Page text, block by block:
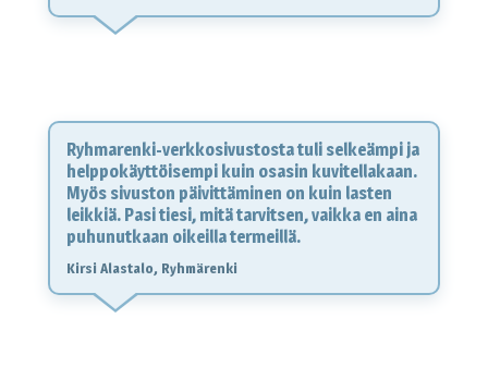
Ryhmarenki-verkkosivustosta tuli selkeämpi ja
helppokäyttöisempi kuin osasin kuvitellakaan.
Myös sivuston päivittäminen on kuin lasten
leikkiä. Pasi tiesi, mitä tarvitsen, vaikka en aina
puhunutkaan oikeilla termeillä.
Kirsi Alastalo, Ryhmärenki